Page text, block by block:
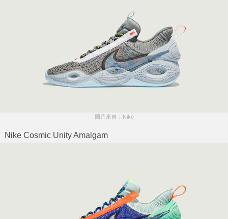
圖片來自：Nike
Nike Cosmic Unity Amalgam